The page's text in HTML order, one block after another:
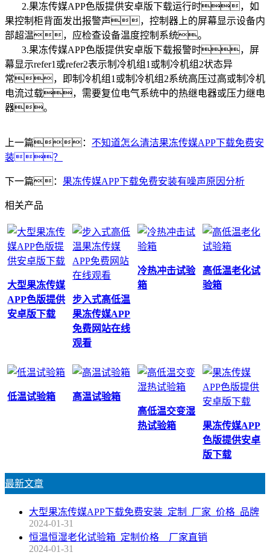
2.果冻传媒APP色版提供安卓版下载运行时，如
果控制柜背面发出报警声，控制器上的屏幕显示设备内
部超温，应检查设备温度控制系统。
3.果冻传媒APP色版提供安卓版下载报警时，屏
幕显示refer1或refer2表示制冷机组1或制冷机组2状态异
常，即制冷机组1或制冷机组2系统高压过高或制冷机
电流过载，需要复位电气系统中的热继电器或压力继电
器。
上一篇： 不知道怎么清洁果冻传媒APP下载免费安
装？
下一篇： 果冻传媒APP下载免费安装有噪声原因分析
相关产品
大型果冻传媒
APP色版提供
安卓版下载
步入式高低温
果冻传媒APP
免费网站在线
观看
冷热冲击试验
箱
高低温老化试
验箱
低温试验箱
高温试验箱
高低温交变湿
热试验箱
果冻传媒APP
色版提供安卓
版下载
最新文章
大型果冻传媒APP下载免费安装_定制_厂家_价格_品牌
2024-01-31
恒温恒湿老化试验箱_定制价格__厂家直销
2024-01-31